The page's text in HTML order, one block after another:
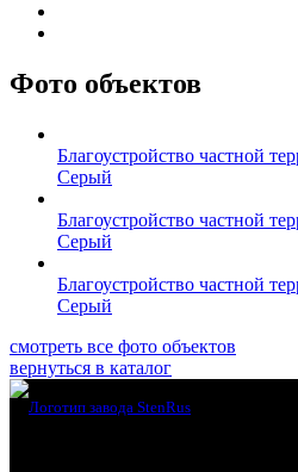
Фото объектов
Благоустройство частной
Серый
Благоустройство частной
Серый
Благоустройство частной
Серый
смотреть все фото объектов
вернуться в каталог